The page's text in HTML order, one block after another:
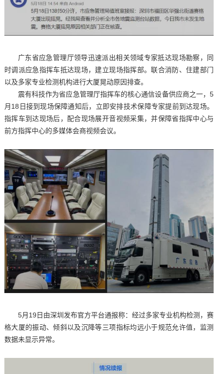
广东省应急管理厅领导迅速派出相关领域专家抵达现场勘察，同
时调派应急指挥车抵达现场，建立现场指挥部。联合消防、住建部门
以及多家专业检测机构进行大厦晃动原因排查。
震有科技作为省应急管理厅指挥车的核心通信设备供应商之一，5
月18日接到现场保障通知后，立即安排技术保障专家提前到达现场。
指挥车到达现场后，配合现场展开音视频采集，并保障省指挥中心与
前方指挥中心的多媒体会商视频会议。
5月19日由深圳发布官方平台通报称：经过多家专业机构检测，赛
格大厦的振动、倾斜以及沉降等三项指标均远小于规范允许值，监测
数据未显示异常。